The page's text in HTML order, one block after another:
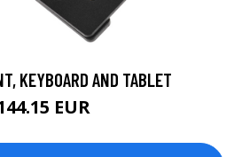
KEYBOARD AND TABLET
EUR